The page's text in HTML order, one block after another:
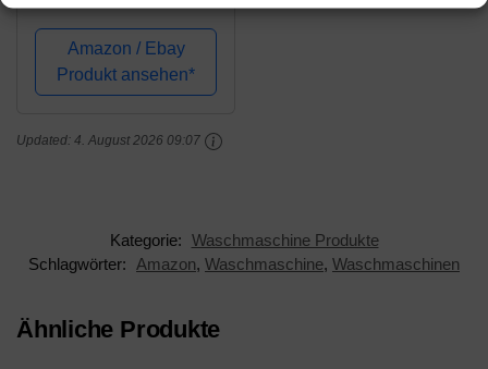
Ablage, voll
verschweißtes
Stahlgestell dadurch
extrem stabil, Füße
Stahlrahmen
Amazon / Ebay
Produkt ansehen*
Updated: 4. August 2026 09:07
Kategorie: Waschmaschine Produkte
Schlagwörter:
Amazon, Waschmaschine, Waschmaschinen
Ähnliche Produkte